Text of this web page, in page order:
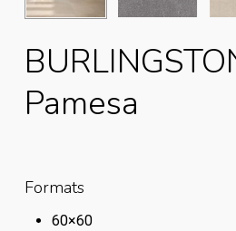
Pamesa
Formats
60×60